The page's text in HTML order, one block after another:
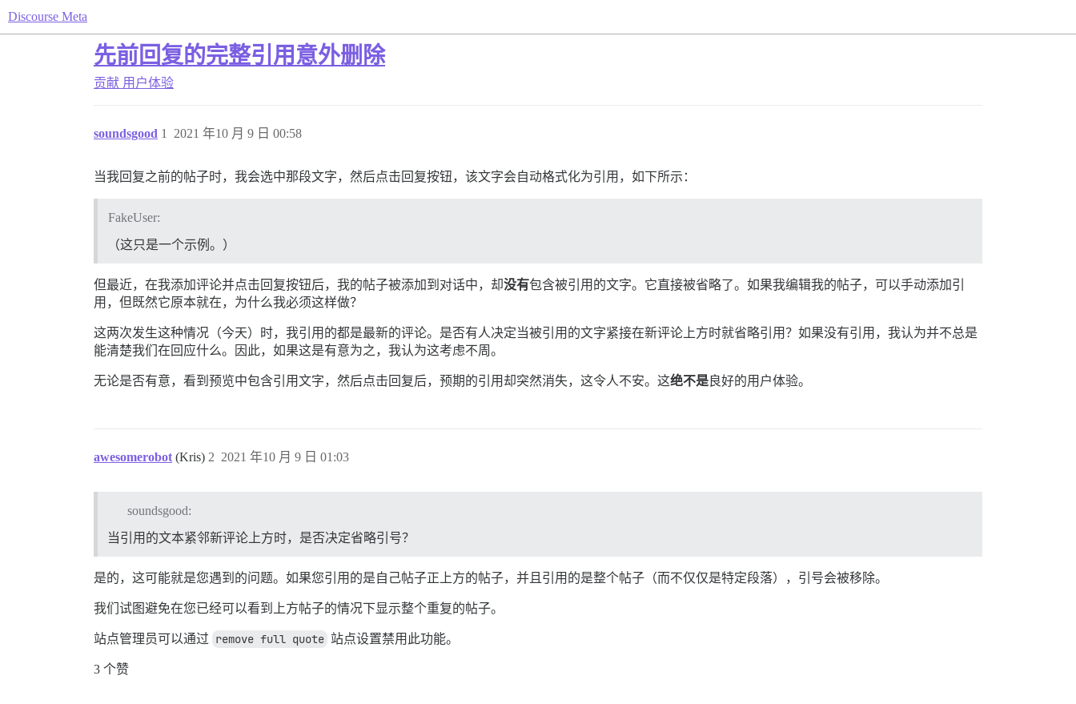
Discourse Meta
先前回复的完整引用意外删除
贡献 用户体验
soundsgood 2021 年10 月 9 日 00:58
1
当我回复之前的帖子时，我会选中那段文字，然后点击回复按钮，该文字会自动格式化为引用，如下所示：
FakeUser:
（这只是一个示例。）
但最近，在我添加评论并点击回复按钮后，我的帖子被添加到对话中，却没有包含被引用的文字。它直接被省略了。如果我编辑我的帖子，可以手动添加引
用，但既然它原本就在，为什么我必须这样做？
这两次发生这种情况（今天）时，我引用的都是最新的评论。是否有人决定当被引用的文字紧接在新评论上方时就省略引用？如果没有引用，我认为并不总是
能清楚我们在回应什么。因此，如果这是有意为之，我认为这考虑不周。
无论是否有意，看到预览中包含引用文字，然后点击回复后，预期的引用却突然消失，这令人不安。这绝不是 良好的用户体验。
awesomerobot (Kris) 2021 年10 月 9 日 01:03
2
soundsgood:
当引用的文本紧邻新评论上方时，是否决定省略引号？
是的，这可能就是您遇到的问题。如果您引用的是自己帖子正上方的帖子，并且引用的是整个帖子（而不仅仅是特定段落），引号会被移除。
我们试图避免在您已经可以看到上方帖子的情况下显示整个重复的帖子。
站点管理员可以通过 remove full quote 站点设置禁用此功能。
3 个赞